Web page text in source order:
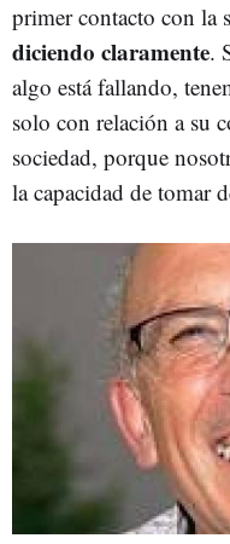
primer contacto con la
diciendo claramente.
algo está fallando,
solo con relación a su
sociedad, porque
la capacidad de tomar